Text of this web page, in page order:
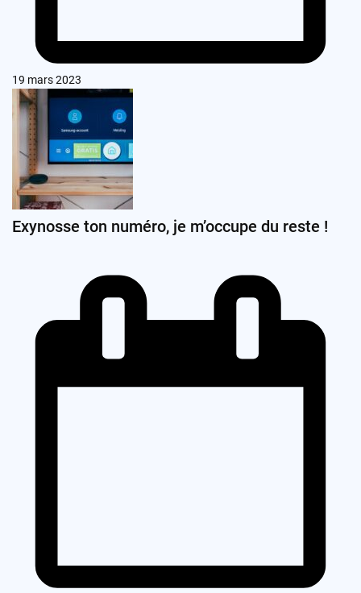
19 mars 2023
Exynosse ton numéro, je m’occupe du reste !